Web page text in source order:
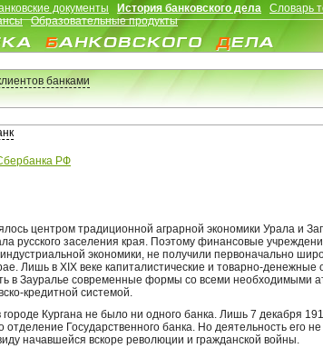
документы История банковского дела
Словарь
Образовательные продукты
банками
РФ
центром традиционной аграрной экономики Урала и
русского заселения края. Поэтому финансовые
экономики, не получили первоначально
Лишь в XIX веке капиталистические и товарно-денежные
в Зауралье современные формы со всеми необходимыми
кредитной системой.
городе Кургана не было ни одного банка. Лишь 7 декабря
отделение Государственного банка. Но деятельность его
начавшейся вскоре революции и гражданской войны.